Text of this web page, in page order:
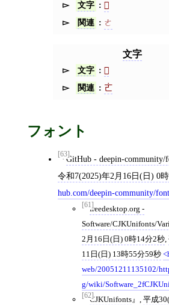
文字 𠀀󠄁
関連 ㄜ
文字
文字 𠀀󠄂
関連 ㄮ
フォント
[63]GitHub - deepin-community/
令和7(2025)年2月16日(日) 0
hub.com/deepin-community/
[61]freedesktop.org -
Software/CJKUnifonts/
2月16日(日) 0時14分2秒,
11日(日) 13時55分59秒
web/20051211135102/
g/wiki/
[62]CJKUnifonts , 平成